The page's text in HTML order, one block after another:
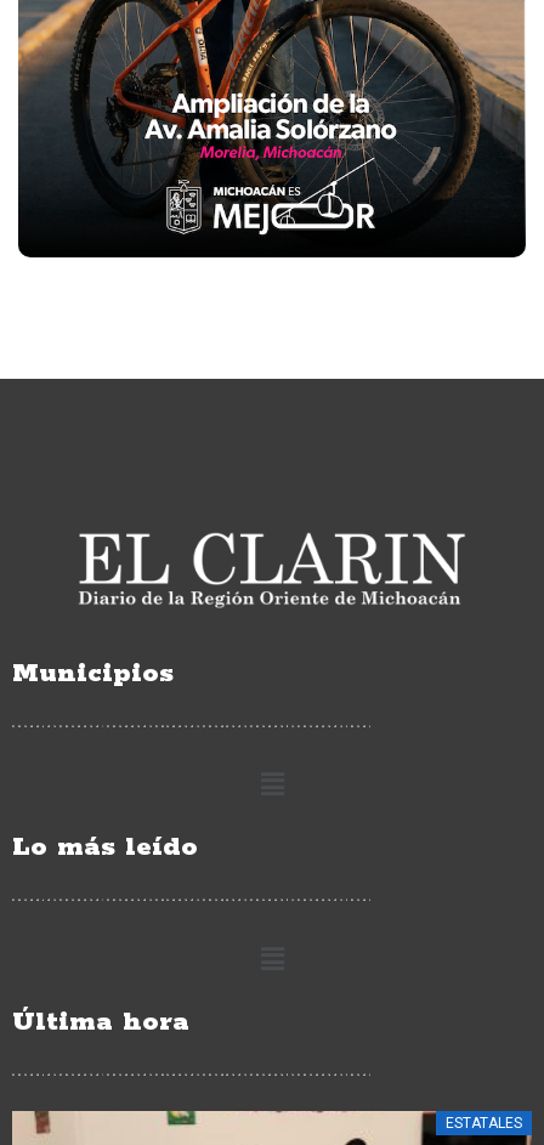
Municipios
Lo más leído
Última hora
CIUDAD HIDALGO